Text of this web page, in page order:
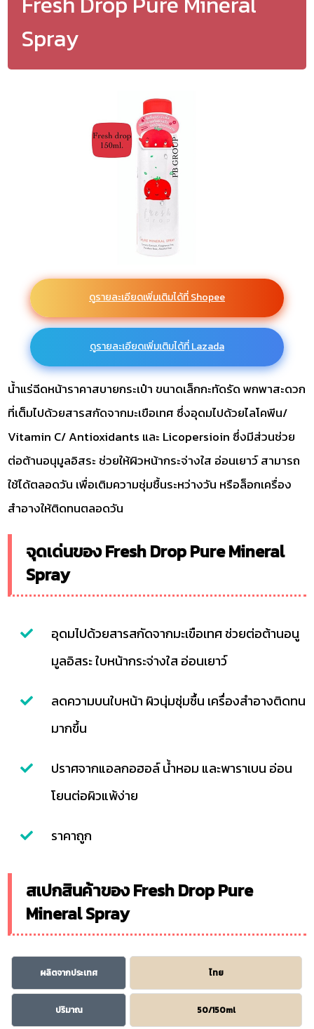
Spray
ดูรายละเอียดเพิ่มเติมได้ที่ Shopee
ดูรายละเอียดเพิ่มเติมได้ที่ Lazada
น้ำแร่ฉีดหน้าราคาสบายกระเป๋า ขนาดเล็กกะทัดรัด พกพาสะดวก
ที่เต็มไปด้วยสารสกัดจากมะเขือเทศ ซึ่งอุดมไปด้วยไลโคพีน/
Vitamin C/ Antioxidants และ Licopersioin ซึ่งมีส่วนช่วย
ต่อต้านอนุมูลอิสระ ช่วยให้ผิวหน้ากระจ่างใส อ่อนเยาว์ สามารถ
ใช้ได้ตลอดวัน เพื่อเติมความชุ่มชื้นระหว่างวัน หรือล็อกเครื่อง
สำอางให้ติดทนตลอดวัน
จุดเด่นของ Fresh Drop Pure Mineral
Spray
อุดมไปด้วยสารสกัดจากมะเขือเทศ ช่วยต่อต้านอนู
มูลอิสระ ใบหน้ากระจ่างใส อ่อนเยาว์
ลดความบนใบหน้า ผิวนุ่มชุ่มชื้น เครื่องสำอางติดทน
มากขึ้น
ปราศจากแอลกอฮอล์ น้ำหอม และพาราเบน อ่อน
โยนต่อผิวแพ้ง่าย
ราคาถูก
สเปกสินค้าของ Fresh Drop Pure
Mineral Spray
ผลิตจากประเทศ ไทย
ปริมาณ 50/150ml